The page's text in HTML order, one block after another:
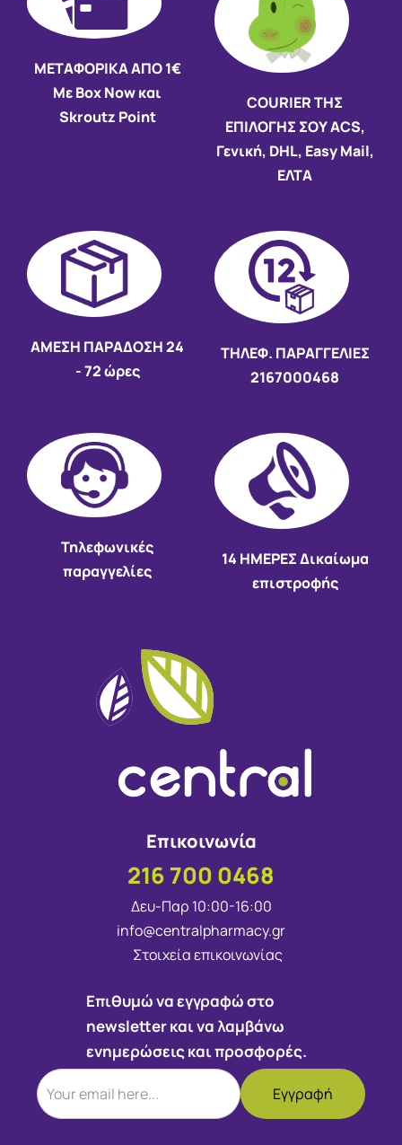
ΜΕΤΑΦΟΡΙΚΑ ΑΠΟ 1€
Με Box Now και
Skroutz Point
COURIER ΤΗΣ
ΕΠΙΛΟΓΗΣ ΣΟΥ ACS,
Γενική, DHL, Easy Mail,
ΕΛΤΑ
AMEΣΗ ΠΑΡΑΔΟΣΗ24
- 72 ώρες
ΤΗΛΕΦ. ΠΑΡΑΓΓΕΛΙΕΣ
2167000468
Τηλεφωνικές
παραγγελίες
14 HMEΡΕΣ Δικαίωμα
επιστροφής
Επικοινωνία
216 700 0468
Δευ-Παρ 10:00-16:00
info@centralpharmacy.gr
Στοιχεία επικοινωνίας
Επιθυμώ να εγγραφώ στο
newsletter και να λαμβάνω
ενημερώσεις και προσφορές.